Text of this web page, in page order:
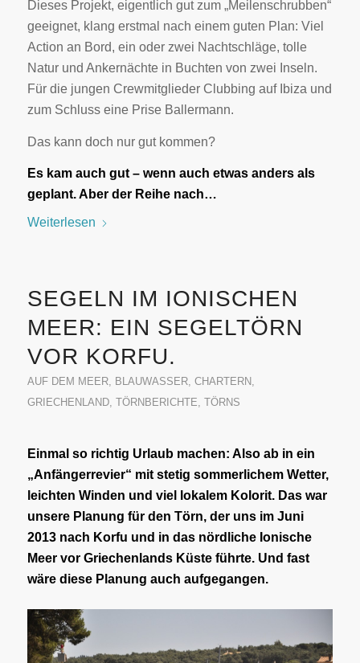
Dieses Projekt, eigentlich gut zum „Meilenschrubben“
geeignet, klang erstmal nach einem guten Plan: Viel
Action an Bord, ein oder zwei Nachtschläge, tolle
Natur und Ankernächte in Buchten von zwei Inseln.
Für die jungen Crewmitglieder Clubbing auf Ibiza und
zum Schluss eine Prise Ballermann.
Das kann doch nur gut kommen?
Es kam auch gut – wenn auch etwas anders als
geplant. Aber der Reihe nach…
Weiterlesen
SEGELN IM IONISCHEN
MEER: EIN SEGELTÖRN
VOR KORFU.
AUF DEM MEER, BLAUWASSER, CHARTERN,
GRIECHENLAND, TÖRNBERICHTE TÖRNS
Einmal so richtig Urlaub machen: Also ab in ein
„Anfängerrevier“ mit stetig sommerlichem Wetter,
leichten Winden und viel lokalem Kolorit. Das war
unsere Planung für den Törn, der uns im Juni
2013 nach Korfu und in das nördliche Ionische
Meer vor Griechenlands Küste führte. Und fast
wäre diese Planung auch aufgegangen.